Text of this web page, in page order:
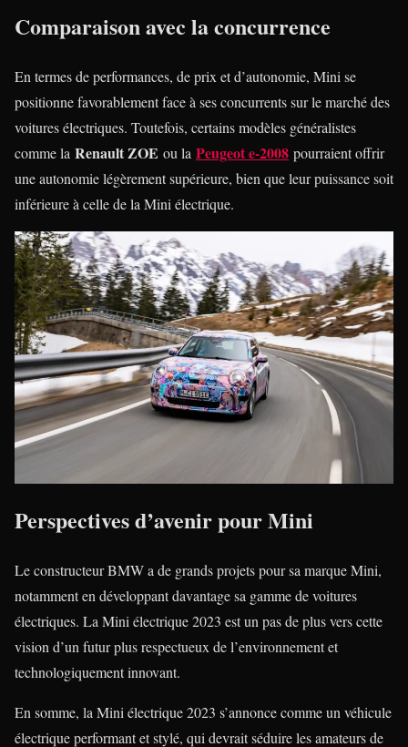
Comparaison avec la concurrence
En termes de performances, de prix et d’autonomie, Mini se
positionne favorablement face à ses concurrents sur le marché des
voitures électriques. Toutefois, certains modèles généralistes
comme la Renault ZOE ou la Peugeot e-2008 pourraient offrir
une autonomie légèrement supérieure, bien que leur puissance soit
inférieure à celle de la Mini électrique.
Perspectives d’avenir pour Mini
Le constructeur BMW a de grands projets pour sa marque Mini,
notamment en développant davantage sa gamme de voitures
électriques. La Mini électrique 2023 est un pas de plus vers cette
vision d’un futur plus respectueux de l’environnement et
technologiquement innovant.
En somme, la Mini électrique 2023 s’annonce comme un véhicule
électrique performant et stylé, qui devrait séduire les amateurs de